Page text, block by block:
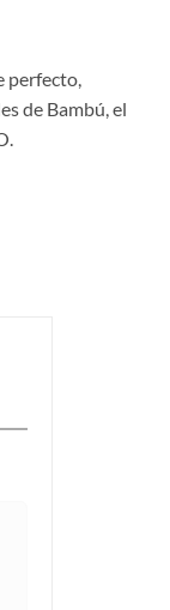
perfecto,
de Bambú, el